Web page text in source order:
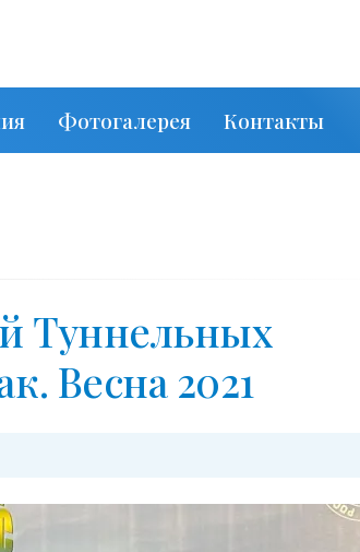
Фотогалерея Контакты
Туннельных
Весна 2021